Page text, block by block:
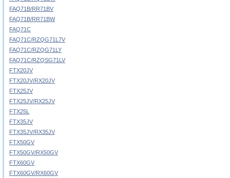
FAQ71B/RR71BV
FAQ71B/RR71BW
FAQ71C
FAQ71C/RZQG71L7V
FAQ71C/RZQG71LY
FAQ71C/RZQSG71LV
FTX20JV
FTX20JV/RX20JV
FTX25JV
FTX25JV/RX25JV
FTX25L
FTX35JV
FTX35JV/RX35JV
FTX50GV
FTX50GV/RX50GV
FTX60GV
FTX60GV/RX60GV